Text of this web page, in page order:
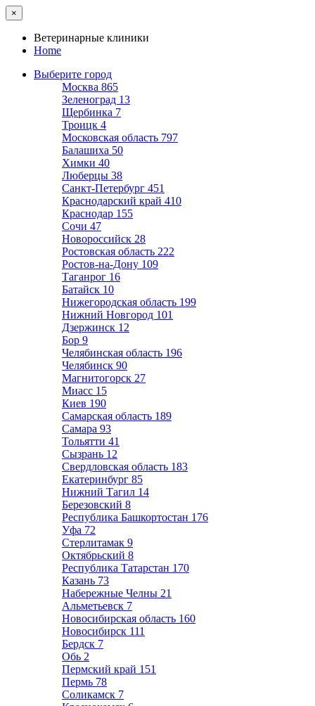
×
Ветеринарные клиники
Home
Выберите город
Москва 865
Зеленоград 13
Щербинка 7
Троицк 4
Московская область 797
Балашиха 50
Химки 40
Люберцы 38
Санкт-Петербург 451
Краснодарский край 410
Краснодар 155
Сочи 47
Новороссийск 28
Ростовская область 222
Ростов-на-Дону 109
Таганрог 16
Батайск 10
Нижегородская область 199
Нижний Новгород 101
Дзержинск 12
Бор 9
Челябинская область 196
Челябинск 90
Магнитогорск 27
Миасс 15
Киев 190
Самарская область 189
Самара 93
Тольятти 41
Сызрань 12
Свердловская область 183
Екатеринбург 85
Нижний Тагил 14
Березовский 8
Республика Башкортостан 176
Уфа 72
Стерлитамак 9
Октябрьский 8
Республика Татарстан 170
Казань 73
Набережные Челны 21
Альметьевск 7
Новосибирская область 160
Новосибирск 111
Бердск 7
Обь 2
Пермский край 151
Пермь 78
Соликамск 7